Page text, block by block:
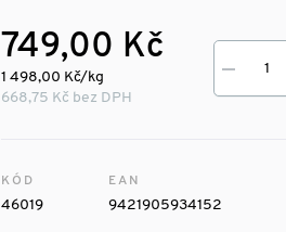
749,00 Kč
1 498,00 Kč/kg
668,75 Kč bez DPH
KÓD
46019
EAN
9421905934152